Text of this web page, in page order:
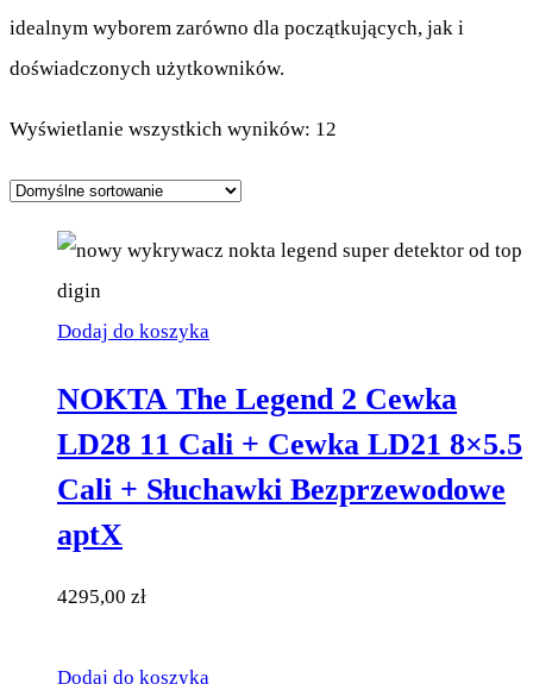
idealnym wyborem zarówno dla początkujących, jak i
doświadczonych użytkowników.
Wyświetlanie wszystkich wyników: 12
Dodaj do koszyka
NOKTA The Legend 2 Cewka
LD28 11 Cali + Cewka LD21 8×5.5
Cali + Słuchawki Bezprzewodowe
aptX
4295,00 zł
Dodaj do koszyka